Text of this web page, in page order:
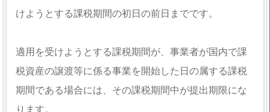
けようとする課税期間の初日の前日までです。
適用を受けようとする課税期間が、事業者が国内で課
税資産の譲渡等に係る事業を開始した日の属する課税
期間である場合には、その課税期間中が提出期限にな
ります。